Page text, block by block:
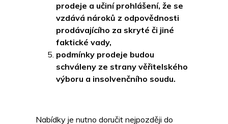
prodeje a učiní prohlášení, že se
vzdává nároků z odpovědnosti
prodávajícího za skryté či jiné
faktické vady,
podmínky prodeje budou
schváleny ze strany věřitelského
výboru a insolvenčního soudu.
Nabídky je nutno doručit nejpozději do